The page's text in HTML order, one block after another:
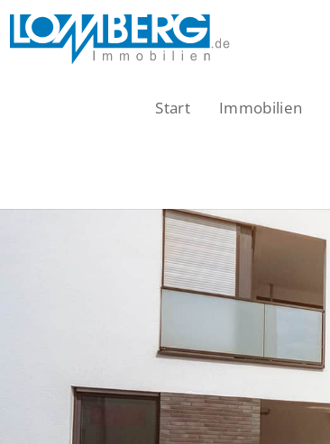
Zum
Inhalt
Start Immobilien